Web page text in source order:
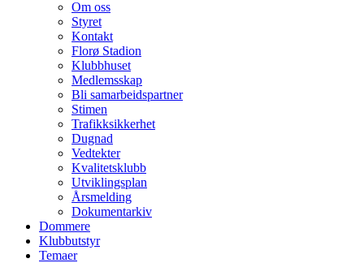
Om oss
Styret
Kontakt
Florø Stadion
Klubbhuset
Medlemsskap
Bli samarbeidspartner
Stimen
Trafikksikkerhet
Dugnad
Vedtekter
Kvalitetsklubb
Utviklingsplan
Årsmelding
Dokumentarkiv
Dommere
Klubbutstyr
Temaer